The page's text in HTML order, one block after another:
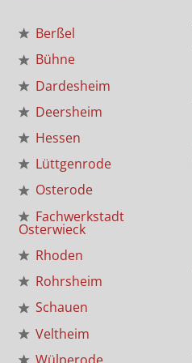
Berßel
Bühne
Dardesheim
Deersheim
Hessen
Lüttgenrode
Osterode
Fachwerkstadt
Osterwieck
Rhoden
Rohrsheim
Schauen
Veltheim